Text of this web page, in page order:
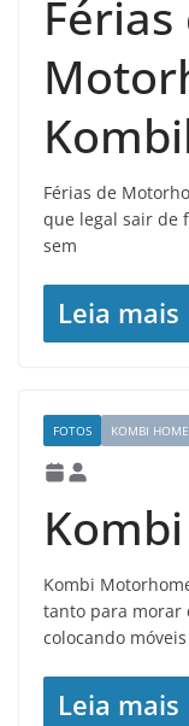
Férias
Férias de
que legal sair de
sem
Leia mais
FOTOS KOMBI HOME
Kombi
tanto para morar
colocando
Leia mais